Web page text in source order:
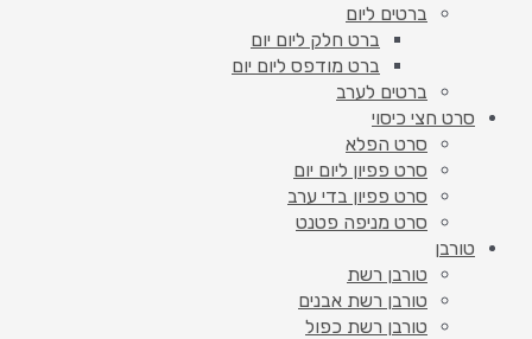
ברטים ליום
ברט חלק ליום יום
ברט מודפס ליום יום
ברטים לערב
סרט חצי כיסוי
סרט הפלא
סרט פפיון ליום יום
סרט פפיון בדי ערב
סרט מניפה פטנט
טורבן
טורבן רשת
טורבן רשת אבנים
טורבן רשת כפול